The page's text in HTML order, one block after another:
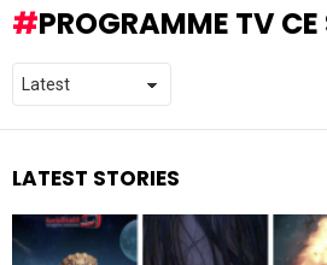
PROGRAMME TV CE
LATEST STORIES